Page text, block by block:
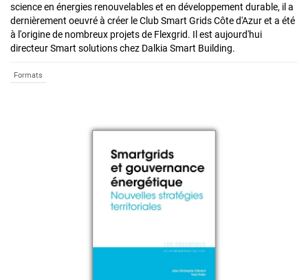
science en énergies renouvelables et en développement durable, il a
dernièrement oeuvré à créer le Club Smart Grids Côte d'Azur et a été
à l'origine de nombreux projets de Flexgrid. Il est aujourd'hui
directeur Smart solutions chez Dalkia Smart Building.
Formats